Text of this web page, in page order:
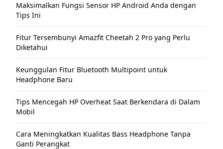
Maksimalkan Fungsi Sensor HP Android Anda dengan
Tips Ini
Fitur Tersembunyi Amazfit Cheetah 2 Pro yang Perlu
Diketahui
Keunggulan Fitur Bluetooth Multipoint untuk
Headphone Baru
Tips Mencegah HP Overheat Saat Berkendara di Dalam
Mobil
Cara Meningkatkan Kualitas Bass Headphone Tanpa
Ganti Perangkat